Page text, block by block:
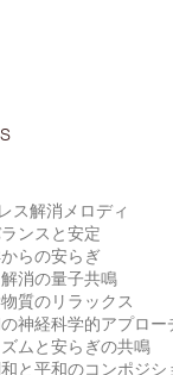
ス解消メロディ
ンスと安定
らの安らぎ
消の量子共鳴
質のリラックス
神経科学的アプロー
ムと安らぎの共鳴
と平和のコンポジシ